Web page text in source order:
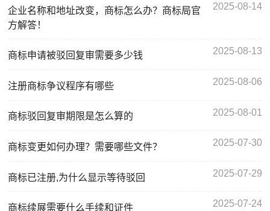
企业名称和地址改变，商标怎么办？商标局官
方解答！
2025-08-14
商标申请被驳回复审需要多少钱 2025-08-13
注册商标争议程序有哪些 2025-08-06
商标驳回复审期限是怎么算的 2025-08-01
商标变更如何办理？需要哪些文件？ 2025-07-30
商标已注册,为什么显示等待驳回 2025-07-29
商标续展需要什么手续和证件 2025-07-24